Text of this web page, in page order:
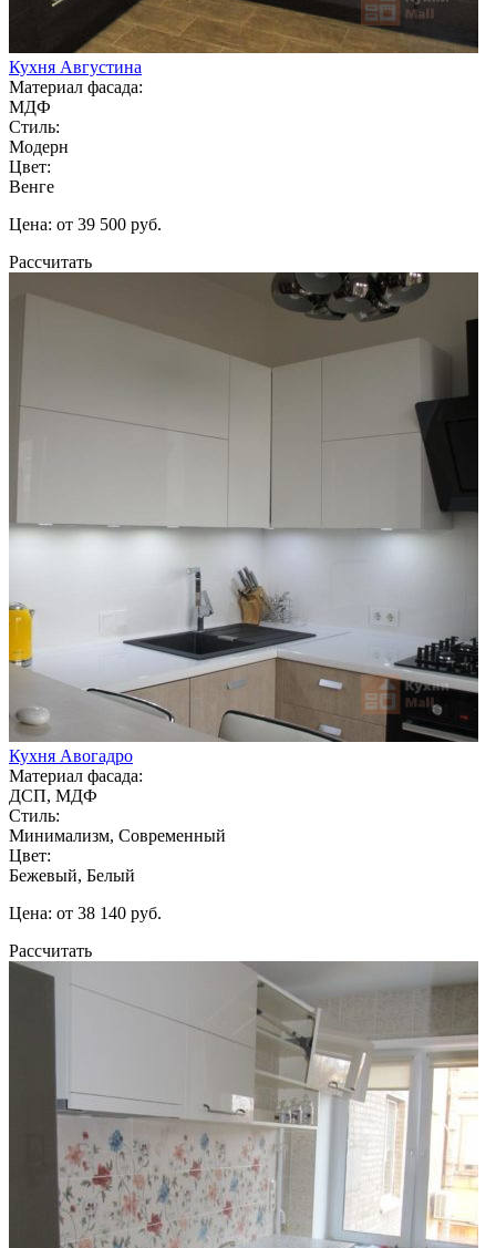
Кухня Августина
Материал фасада:
МДФ
Стиль:
Модерн
Цвет:
Венге
Цена: от 39 500 руб.
Рассчитать
Кухня Авогадро
Материал фасада:
ДСП, МДФ
Стиль:
Минимализм, Современный
Цвет:
Бежевый, Белый
Цена: от 38 140 руб.
Рассчитать